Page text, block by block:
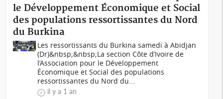
le Développement Économique et Social
des populations ressortissantes du Nord
du Burkina
Les ressortissants du Burkina samedi à Abidjan
(Dr)&nbsp;&nbsp;La section Côte d’Ivoire de
l’Association pour le Développement
Économique et Social des populations
ressortissantes du Nord du...
il y a 1 an